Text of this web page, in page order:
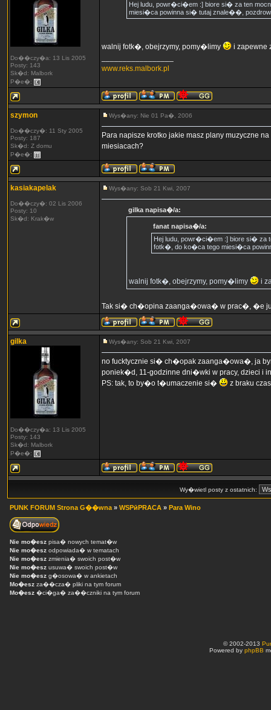
Do��czy�a: 13 Lis 2005
Posty: 143
Sk�d: Malbork
P�e�:
Hej ludu, powr�ci�em :] biore si� za ten
miesi�ca powinna si� tutaj znale��,
walnij fotk�, obejrzymy, pomy�limy
i
www.reks.malbork.pl
szymon
Do��czy�: 11 Sty 2005
Posty: 187
Sk�d: Z domu
P�e�:
Wys�any: Nie 01 Pa�, 2006
Para napisze krotko jakie masz plany muzyczne
miesiacach?
kasiakapelak
Do��czy�: 02 Lis 2006
Posty: 10
Sk�d: Krak�w
Wys�any: Sob 21 Kwi, 2007
gilka napisa�/a:
fanat napisa�/a:
Hej ludu, powr�ci�em :] biore si� za
fotk�, do ko�ca tego miesi�ca
walnij fotk�, obejrzymy, pomy�limy i
Tak si� ch�opina zaanga�owa� w prac�, �e
gilka
Do��czy�a: 13 Lis 2005
Posty: 143
Sk�d: Malbork
P�e�:
Wys�any: Sob 21 Kwi, 2007
no fucktycznie si� ch�opak zaanga�owa�, ja
poniek�d, 11-godzinne dni�wki w pracy, dzieci i
PS: tak, to by�o t�umaczenie si�
z braku
Wy�wietl posty z ostatnich:
PUNK FORUM Strona G��wna » WSPӣPRACA » Para Wino
Nie mo�esz pisa� nowych temat�w
Nie mo�esz odpowiada� w tematach
Nie mo�esz zmienia� swoich post�w
Nie mo�esz usuwa� swoich post�w
Nie mo�esz g�osowa� w ankietach
Mo�esz za��cza� pliki na tym forum
Mo�esz �ci�ga� za��czniki na tym forum
© 2002-2013
Powered by phpBB